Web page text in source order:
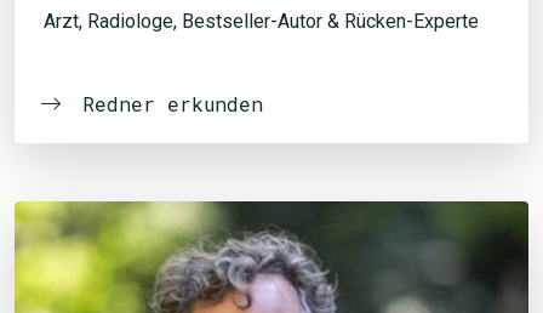
Arzt, Radiologe, Bestseller-Autor & Rücken-Experte
Redner erkunden